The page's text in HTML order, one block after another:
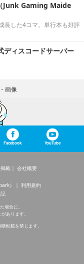
Junk Gaming Maide
長した4コマ。単行本も好評
ィスコードサーバー
画像
Facebook YouTube
載
会社概要
）
利用規約
場合に、
あります。
転載を禁じます。